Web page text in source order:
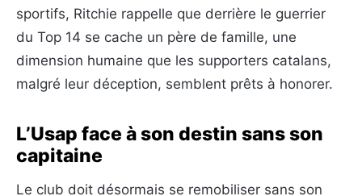
sportifs, Ritchie rappelle que derrière le guerrier
du Top 14 se cache un père de famille, une
dimension humaine que les supporters catalans,
malgré leur déception, semblent prêts à honorer.
L’Usap face à son destin sans son
capitaine
Le club doit désormais se remobiliser sans son